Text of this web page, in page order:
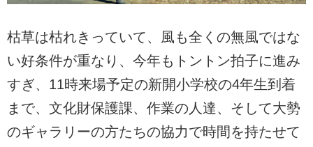
枯草は枯れきっていて、風も全くの無風ではな
い好条件が重なり、今年もトントン拍子に進み
すぎ、11時来場予定の新開小学校の4年生到着
まで、文化財保護課、作業の人達、そして大勢
のギャラリーの方たちの協力で時間を持たせて